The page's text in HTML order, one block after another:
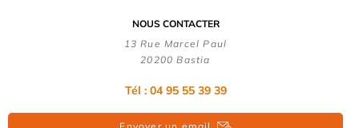
NOUS CONTACTER
13 Rue Marcel Paul
20200 Bastia
Tél : 04 95 55 39 39